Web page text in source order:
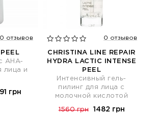
0 отзывов
AHA-
лица и
грн
0 отзывов
CHRISTINA LINE REPAIR
HYDRA LACTIC INTENSE
PEEL
Интенсивный гель-
пилинг для лица с
молочной кислотой
1560 грн 1482 грн